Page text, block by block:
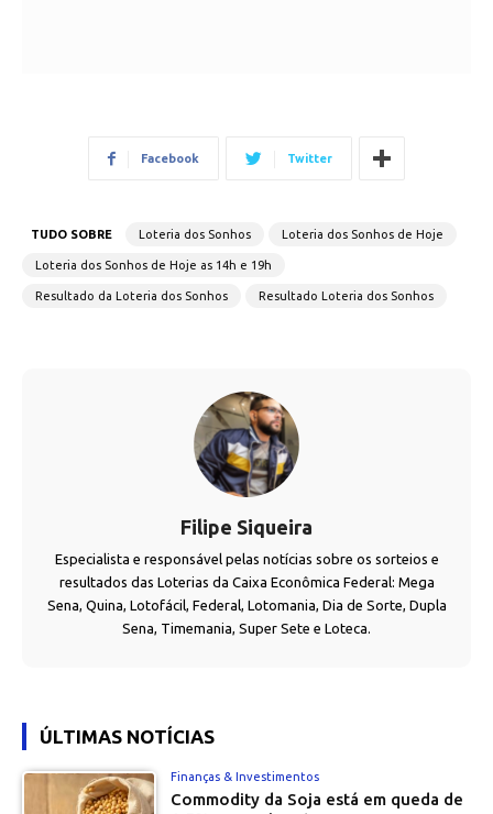
Facebook Twitter
TUDO SOBRE Loteria dos Sonhos Loteria dos Sonhos de Hoje
Loteria dos Sonhos de Hoje as 14h e 19h
Resultado da Loteria dos Sonhos Resultado Loteria dos Sonhos
Filipe Siqueira
Especialista e responsável pelas notícias sobre os sorteios e
resultados das Loterias da Caixa Econômica Federal: Mega
Sena, Quina, Lotofácil, Federal, Lotomania, Dia de Sorte, Dupla
Sena, Timemania, Super Sete e Loteca.
ÚLTIMAS NOTÍCIAS
Finanças & Investimentos
Commodity da Soja está em queda de